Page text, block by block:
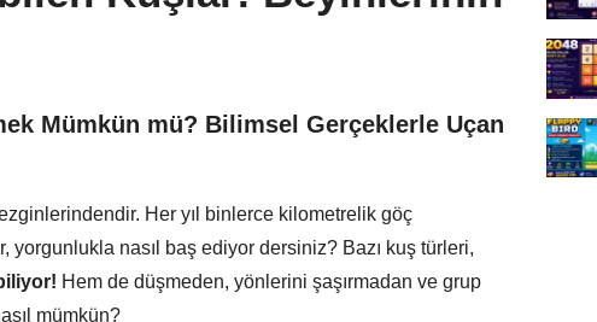
Mümkün mü? Bilimsel Gerçeklerle Uçan
Her yıl binlerce kilometrelik göç
yorgunlukla nasıl baş ediyor dersiniz? Bazı kuş türleri,
Hem de düşmeden, yönlerini şaşırmadan ve grup
mümkün?